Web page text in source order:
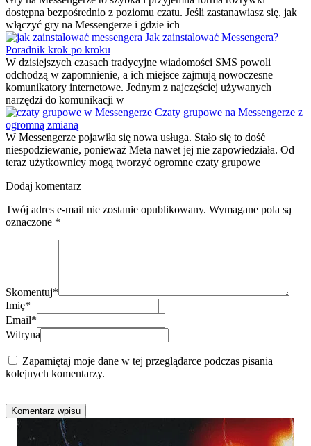
dostępna bezpośrednio z poziomu czatu. Jeśli zastanawiasz się, jak
włączyć gry na Messengerze i gdzie ich
Jak zainstalować Messengera?
Poradnik krok po kroku
W dzisiejszych czasach tradycyjne wiadomości SMS powoli
odchodzą w zapomnienie, a ich miejsce zajmują nowoczesne
komunikatory internetowe. Jednym z najczęściej używanych
narzędzi do komunikacji w
Czaty grupowe na Messengerze z
ogromną zmianą
W Messengerze pojawiła się nowa usługa. Stało się to dość
niespodziewanie, ponieważ Meta nawet jej nie zapowiedziała. Od
teraz użytkownicy mogą tworzyć ogromne czaty grupowe
Dodaj komentarz
Twój adres e-mail nie zostanie opublikowany. Wymagane pola są
oznaczone *
Skomentuj*
Imię*
Email*
Witryna
Zapamiętaj moje dane w tej przeglądarce podczas pisania
kolejnych komentarzy.